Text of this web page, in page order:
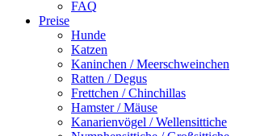
FAQ
Preise
Hunde
Katzen
Kaninchen / Meerschweinchen
Ratten / Degus
Frettchen / Chinchillas
Hamster / Mäuse
Kanarienvögel / Wellensittiche